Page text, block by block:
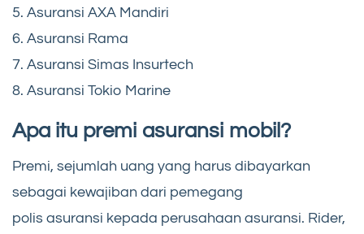
5. Asuransi AXA Mandiri
6. Asuransi Rama
7. Asuransi Simas Insurtech
8. Asuransi Tokio Marine
Apa itu premi asuransi mobil?
Premi, sejumlah uang yang harus dibayarkan
sebagai kewajiban dari pemegang
polis asuransi kepada perusahaan asuransi. Rider,